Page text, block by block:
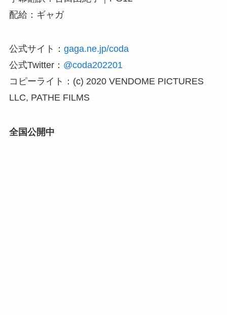
配給：ギャガ
公式サイト： gaga.ne.jp/coda
公式Twitter： @coda202201
コピーライト：(c) 2020 VENDOME PICTURES
LLC, PATHE FILMS
全国公開中